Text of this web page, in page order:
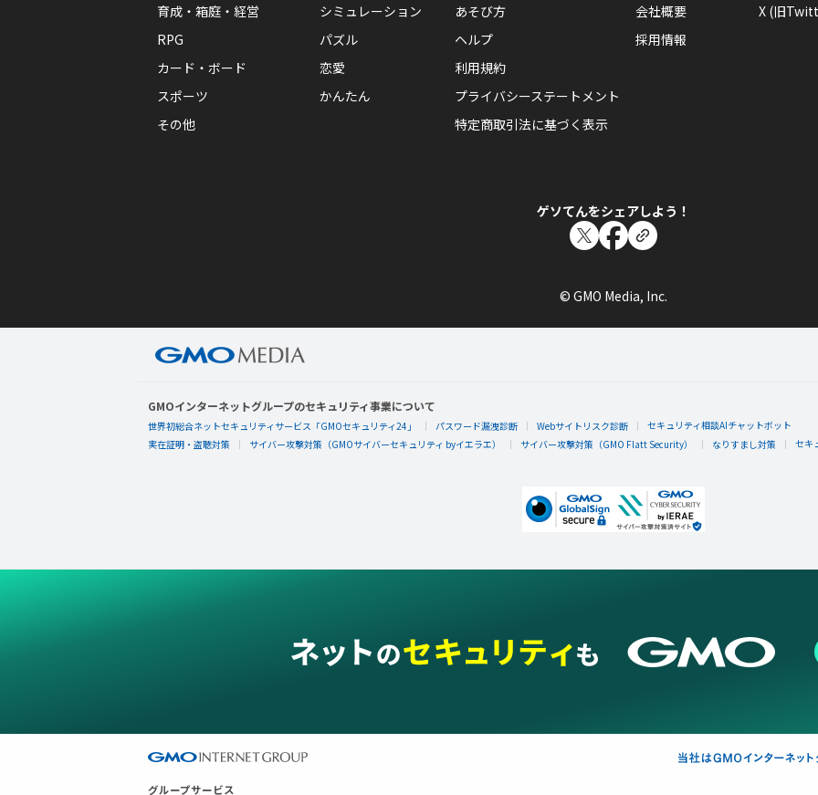
育成・箱庭・経営
シミュレーション
RPG
パズル
カード・ボード
恋愛
スポーツ
かんたん
その他
あそび方
ヘルプ
利用規約
プライバシーステートメント
特定商取引法に基づく表示
会社概要
採用情報
X (旧
ゲソてんをシェアしよう！
© GMO Media, Inc.
GMOインターネットグループのセキュリティ事業について
世界初総合ネットセキュリティサービス「GMOセキュリティ24」 パスワード漏洩診断 Webサイトリスク診断
セキュリティ相談AIチャットボット
実在証明・盗聴対策
サイバー攻撃対策（GMOサイバーセキュリティ byイエラエ） サイバー攻撃対策（GMO Flatt Security） なりすまし対策 セキ
グループサービス